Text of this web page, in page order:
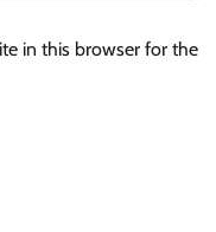
in this browser for the